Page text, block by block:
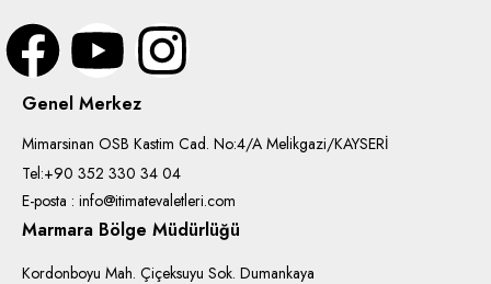
Genel Merkez
Mimarsinan OSB Kastim Cad. No:4/A Melikgazi/KAYSERİ
Tel:+90 352 330 34 04
E-posta : info@itimatevaletleri.com
Marmara Bölge Müdürlüğü
Kordonboyu Mah. Çiçeksuyu Sok. Dumankaya